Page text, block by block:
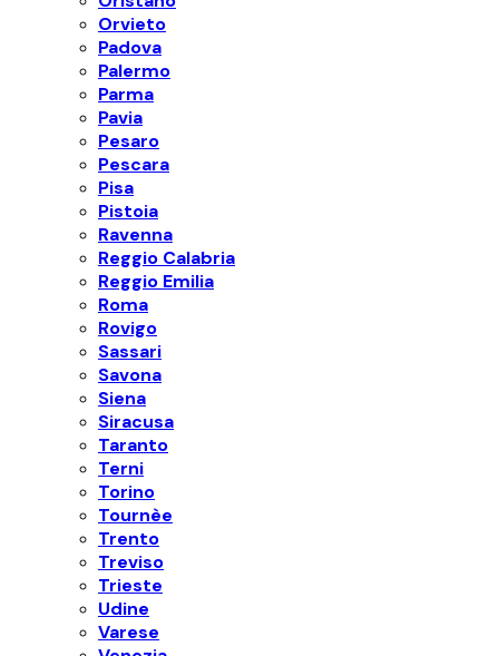
Orvieto
Padova
Palermo
Parma
Pavia
Pesaro
Pescara
Pisa
Pistoia
Ravenna
Reggio Calabria
Reggio Emilia
Roma
Rovigo
Sassari
Savona
Siena
Siracusa
Taranto
Terni
Torino
Tournèe
Trento
Treviso
Trieste
Udine
Varese